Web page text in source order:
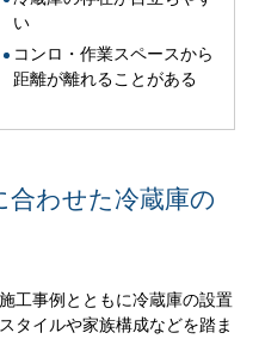
い
コンロ・作業スペースから
距離が離れることがある
わせた冷蔵庫の
工事例とともに冷蔵庫の設置
タイルや家族構成などを踏ま